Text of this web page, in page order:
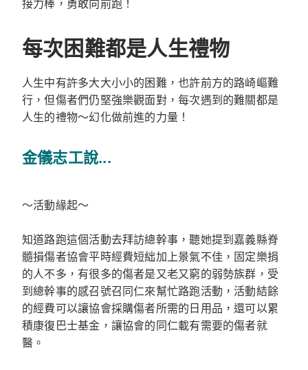
接力棒，勇敢向前跑！
每次困難都是人生禮物
人生中有許多大大小小的困難，也許前方的路崎嶇難
行，但傷者們仍堅強樂觀面對，每次遇到的難關都是
人生的禮物～幻化做前進的力量！
金儀志工說...
～活動緣起～
知道路跑這個活動去拜訪總幹事，聽她提到嘉義縣脊
髓損傷者協會平時經費短絀加上景氣不佳，固定樂捐
的人不多，有很多的傷者是又老又窮的弱勢族群，受
到總幹事的感召號召同仁來幫忙路跑活動，活動結餘
的經費可以讓協會採購傷者所需的日用品，還可以累
積康復巴士基金，讓協會的同仁載有需要的傷者就
醫。